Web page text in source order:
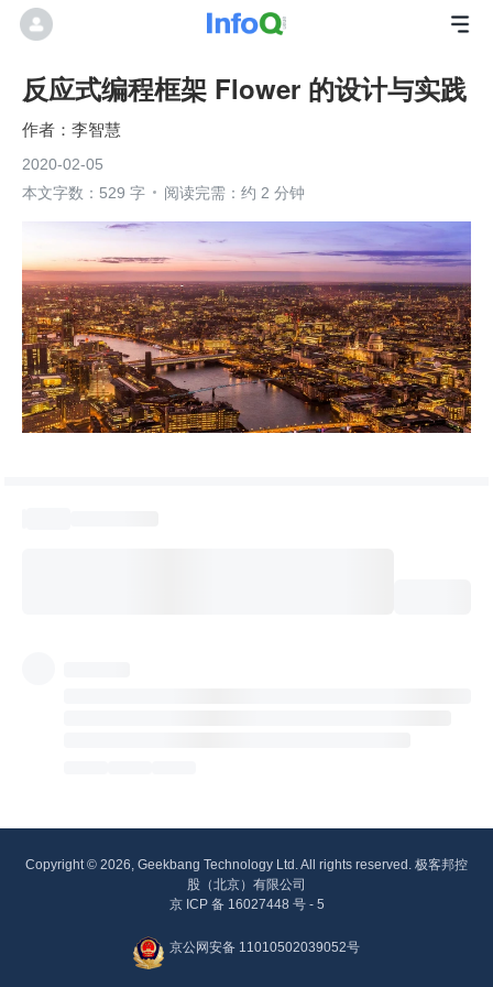
反应式编程框架 Flower 的设计与实践
李智慧
2020-02-05
本文字数：529 字
阅读完需：约 2 分钟
Copyright © 2026, Geekbang Technology Ltd. All rights reserved. 极客邦控
股（北京）有限公司
京 ICP 备 16027448 号 - 5
京公网安备 11010502039052号